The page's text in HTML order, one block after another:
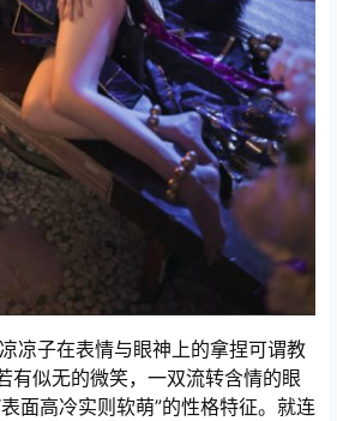
凉子在表情与眼神上的拿捏可谓教
有似无的微笑，一双流转含情的眼
面高冷实则软萌”的性格特征。就连